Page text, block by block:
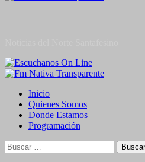
Menú
Inicio
Quienes Somos
Donde Estamos
Programación
Buscar: